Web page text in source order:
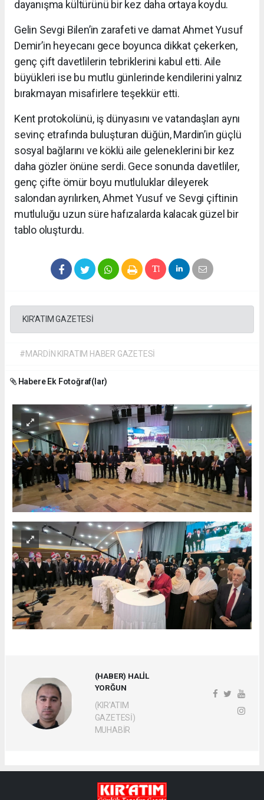
dayanışma kültürünü bir kez daha ortaya koydu.
Gelin Sevgi Bilen’in zarafeti ve damat Ahmet Yusuf
Demir’in heyecanı gece boyunca dikkat çekerken,
genç çift davetlilerin tebriklerini kabul etti. Aile
büyükleri ise bu mutlu günlerinde kendilerini yalnız
bırakmayan misafirlere teşekkür etti.
Kent protokolünü, iş dünyasını ve vatandaşları aynı
sevinç etrafında buluşturan düğün, Mardin’in güçlü
sosyal bağlarını ve köklü aile geleneklerini bir kez
daha gözler önüne serdi. Gece sonunda davetliler,
genç çifte ömür boyu mutluluklar dileyerek
salondan ayrılırken, Ahmet Yusuf ve Sevgi çiftinin
mutluluğu uzun süre hafızalarda kalacak güzel bir
tablo oluşturdu.
KIR'ATIM GAZETESİ
#MARDİN KIRATIM HABER GAZETESİ
Habere Ek Fotoğraf(lar)
(HABER) HALİL
YORĞUN
(KIR'ATIM
GAZETESİ)
MUHABİR